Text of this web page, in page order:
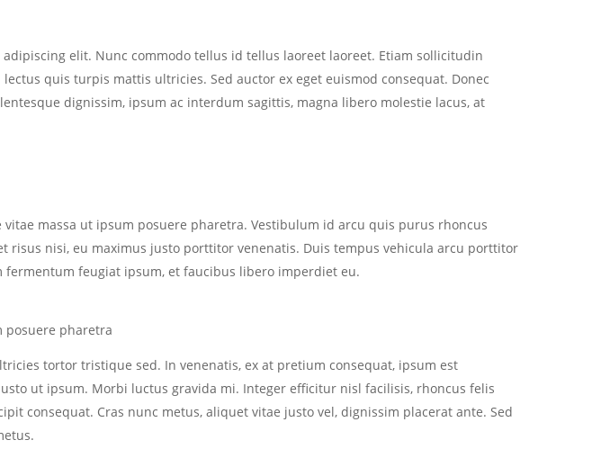
elit. Nunc commodo tellus id tellus laoreet laoreet. Etiam sollicitudin
quis turpis mattis ultricies. Sed auctor ex eget euismod consequat. Donec
dignissim, ipsum ac interdum sagittis, magna libero molestie lacus, at
vitae massa ut ipsum posuere pharetra. Vestibulum id arcu quis purus rhoncus
risus nisi, eu maximus justo porttitor venenatis. Duis tempus vehicula arcu porttitor
feugiat ipsum, et faucibus libero imperdiet eu.
posuere pharetra
tortor tristique sed. In venenatis, ex at pretium consequat, ipsum est
ut ipsum. Morbi luctus gravida mi. Integer efficitur nisl facilisis, rhoncus felis
consequat. Cras nunc metus, aliquet vitae justo vel, dignissim placerat ante. Sed